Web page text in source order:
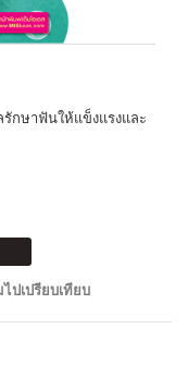
กษาฟันให้แข็งแรงและ
ไปเปรียบเทียบ